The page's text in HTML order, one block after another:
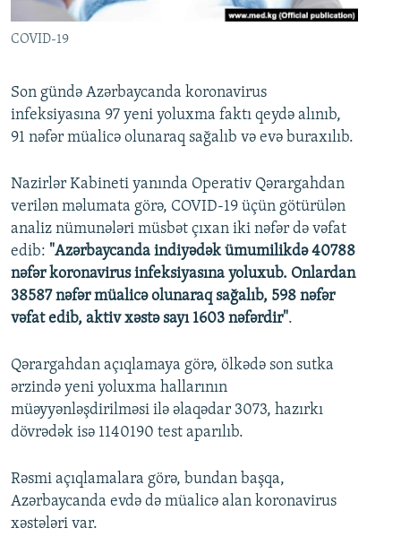
KARIKATURA
İSLAM VƏ DEMOKRATIYA
PEŞƏ ETIKASI VƏ JURNALISTIKA STANDARTLARIMIZ
AZADLIQRADIOSU MOBIL TELEFONUNUZDA
BIZIMLƏ ƏLAQƏ
BIZI IZLƏ
RFE/RL-in bütün saytları
COVID-19
Son gündə Azərbaycanda koronavirus
infeksiyasına 97 yeni yoluxma faktı qeydə alınıb,
91 nəfər müalicə olunaraq sağalıb və evə buraxılıb.
Nazirlər Kabineti yanında Operativ Qərargahdan
verilən məlumata görə, COVID-19 üçün götürülən
analiz nümunələri müsbət çıxan iki nəfər də vəfat
edib: "Azərbaycanda indiyədək ümumilikdə 40788
nəfər koronavirus infeksiyasına yoluxub. Onlardan
38587 nəfər müalicə olunaraq sağalıb, 598 nəfər
vəfat edib, aktiv xəstə sayı 1603 nəfərdir".
Qərargahdan açıqlamaya görə, ölkədə son sutka
ərzində yeni yoluxma hallarının
müəyyənləşdirilməsi ilə əlaqədar 3073, hazırkı
dövrədək isə 1140190 test aparılıb.
Rəsmi açıqlamalara görə, bundan başqa,
Azərbaycanda evdə də müalicə alan koronavirus
xəstələri var.